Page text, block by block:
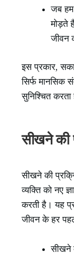
जब हम
मोड़ते
जीवन
इस प्रकार,
सिर्फ मानसिक
सुनिश्चित करता
सीखने की
सीखने की
व्यक्ति को नए
करती है। यह
जीवन के हर
सीखने